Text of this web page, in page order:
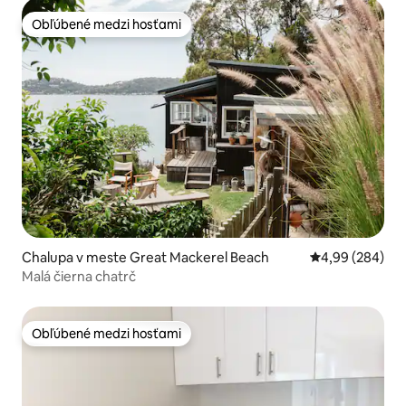
Obľúbené medzi hosťami
Obľúbené medzi hosťami
Chalupa v meste Great Mackerel Beach Priemerné
4,99 (284)
Malá čierna chatrč
Obľúbené medzi hosťami
Obľúbené medzi hosťami